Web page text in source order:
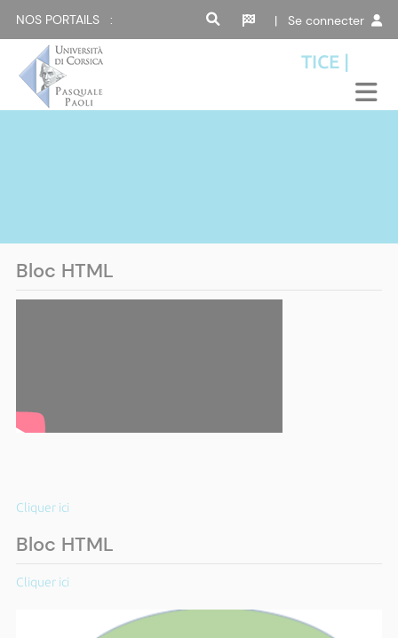
NOS PORTAILS : | Se connecter
TICE |
Bloc HTML
Cliquer ici
Bloc HTML
Cliquer ici